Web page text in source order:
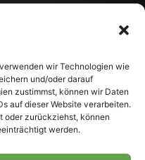
wir Technologien wie
und/oder darauf
zustimmst, können wir Daten
auf dieser Website verarbeiten.
oder zurückziehst, können
werden.